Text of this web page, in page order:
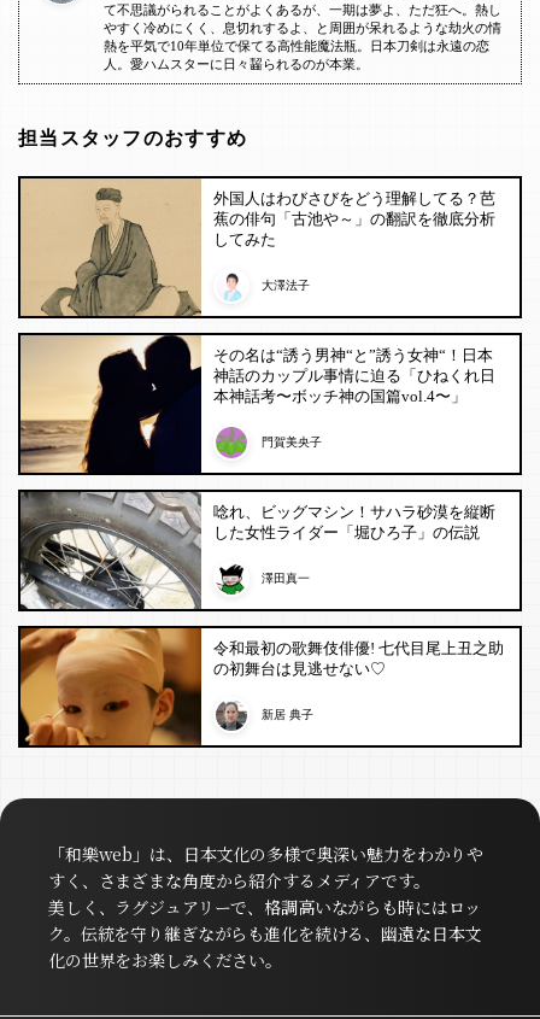
て不思議がられることがよくあるが、一期は夢よ、ただ狂へ。熱し
やすく冷めにくく、息切れするよ、と周囲が呆れるような劫火の情
熱を平気で10年単位で保てる高性能魔法瓶。日本刀剣は永遠の恋
人。愛ハムスターに日々齧られるのが本業。
担当スタッフのおすすめ
外国人はわびさびをどう理解してる？芭
蕉の俳句「古池や～」の翻訳を徹底分析
してみた
大澤法子
その名は“誘う男神“と”誘う女神“！日本
神話のカップル事情に迫る「ひねくれ日
本神話考〜ボッチ神の国篇vol.4〜」
門賀美央子
唸れ、ビッグマシン！サハラ砂漠を縦断
した女性ライダー「堀ひろ子」の伝説
澤田真一
令和最初の歌舞伎俳優! 七代目尾上丑之助
の初舞台は見逃せない♡
新居 典子
「和樂web」は、日本文化の多様で奥深い魅力をわかりや
すく、さまざまな角度から紹介するメディアです。
美しく、ラグジュアリーで、格調高いながらも時にはロッ
ク。伝統を守り継ぎながらも進化を続ける、幽遠な日本文
化の世界をお楽しみください。